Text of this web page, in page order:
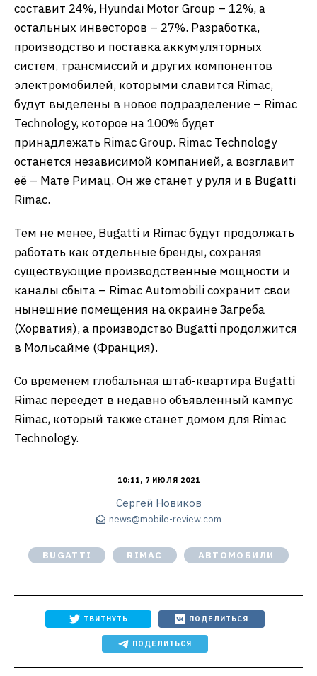
составит 24%, Hyundai Motor Group – 12%, а
остальных инвесторов – 27%. Разработка,
производство и поставка аккумуляторных
систем, трансмиссий и других компонентов
электромобилей, которыми славится Rimac,
будут выделены в новое подразделение – Rimac
Technology, которое на 100% будет
принадлежать Rimac Group. Rimac Technology
останется независимой компанией, а возглавит
её – Мате Римац. Он же станет у руля и в Bugatti
Rimac.
Тем не менее, Bugatti и Rimac будут продолжать
работать как отдельные бренды, сохраняя
существующие производственные мощности и
каналы сбыта – Rimac Automobili сохранит свои
нынешние помещения на окраине Загреба
(Хорватия), а производство Bugatti продолжится
в Мольсайме (Франция).
Со временем глобальная штаб-квартира Bugatti
Rimac переедет в недавно объявленный кампус
Rimac, который также станет домом для Rimac
Technology.
10:11, 7 ИЮЛЯ 2021
Сергей Новиков
news@mobile-review.com
BUGATTI RIMAC АВТОМОБИЛИ
ТВИТНУТЬ ПОДЕЛИТЬСЯ
ПОДЕЛИТЬСЯ